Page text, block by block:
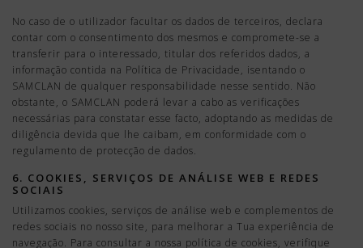
No caso de o utilizador facultar os dados de terceiros, declara
contar com o consentimento dos mesmos e compromete-se a
transferir para o interessado, titular dos referidos dados, a
informação contida na Política de Privacidade, isentando o
SAMCLAN de qualquer responsabilidade nesse sentido. Não
obstante, o SAMCLAN poderá levar a cabo as verificações
necessárias para constatar esse facto, adoptando as medidas de
diligência devida que lhe caibam, em conformidade com o
regulamento de protecção de dados.
6. COOKIES, SERVIÇOS DE ANÁLISE WEB E REDES
SOCIAIS
Utilizamos cookies, serviços de análise web e complementos de
redes sociais no nosso site, para melhorar a Tua experiência de
navegação. Para consultar a nossa política de cookies, verifique